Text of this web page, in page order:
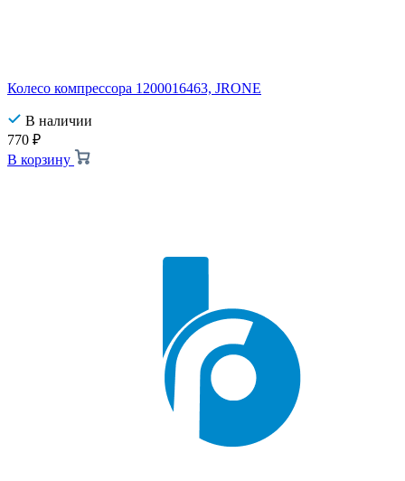
Колесо компрессора 1200016463, JRONE
В наличии
770 ₽
В корзину